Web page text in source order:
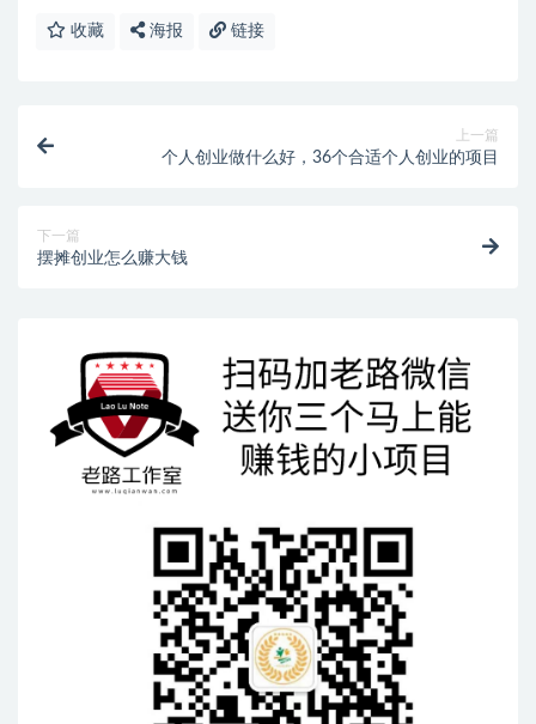
收藏 海报 链接
上一篇
个人创业做什么好，36个合适个人创业的项目
下一篇
摆摊创业怎么赚大钱